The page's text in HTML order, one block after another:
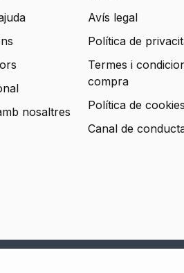
nosaltres
Avís legal
Política de
Termes i
compra
Política de cookies
Canal de